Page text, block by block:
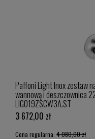
Paffoni Light Inox zestaw
wannową i deszczownica
LIG019ZSCW3A.ST
3 672,00 zł
Cena regularna: 4 080,00 zł